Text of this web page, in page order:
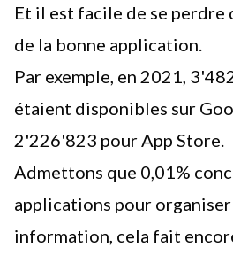
Et il est facile de se perdre
de la bonne application.
Par exemple, en 2021,
étaient disponibles sur
2'226'823 pour App Store.
Admettons que 0,01%
applications pour
information, cela fait